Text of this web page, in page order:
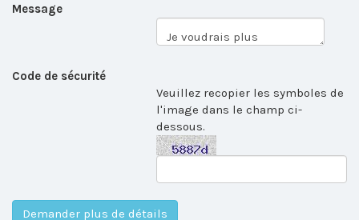
Message
Code de sécurité
Veuillez recopier les symboles de
l'image dans le champ ci-
dessous.